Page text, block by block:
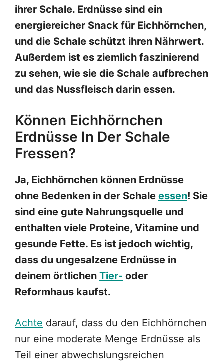
ihrer Schale. Erdnüsse sind ein
energiereicher Snack für Eichhörnchen,
und die Schale schützt ihren Nährwert.
Außerdem ist es ziemlich faszinierend
zu sehen, wie sie die Schale aufbrechen
und das Nussfleisch darin essen.
Können Eichhörnchen
Erdnüsse In Der Schale
Fressen?
Ja, Eichhörnchen können Erdnüsse
ohne Bedenken in der Schale essen! Sie
sind eine gute Nahrungsquelle und
enthalten viele Proteine, Vitamine und
gesunde Fette. Es ist jedoch wichtig,
dass du ungesalzene Erdnüsse in
deinem örtlichen Tier- oder
Reformhaus kaufst.
Achte darauf, dass du den Eichhörnchen
nur eine moderate Menge Erdnüsse als
Teil einer abwechslungsreichen